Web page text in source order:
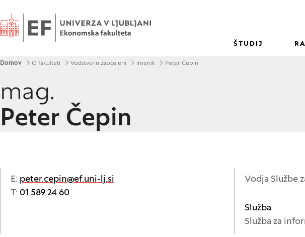
Domov
ŠTUDIJ
Drobtinice
Domov O fakulteti Vodstvo in zaposleni Imenik Peter Čepin
mag.
Peter Čepin
E: peter.cepin@ef.uni-lj.si
T: 01 589 24 60
Vodja Službe
Služba
Služba za